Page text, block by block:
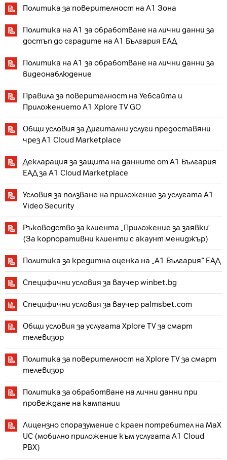
Политика за поверителност на А1 Зона
Политика на А1 за обработване на лични данни за
достъп до сградите на А1 България ЕАД
Политика на А1 за обработване на лични данни за
видеонаблюдение
Правила за поверителност на Уебсайта и
Приложението A1 Xplore TV GO
Общи условия за Дигитални услуги предоставяни
чрез A1 Cloud Marketplace
Декларация за защита на данните от А1 България
EAД за A1 Cloud Marketplace
Условия за ползване на приложение за услугата A1
Video Security
Ръководство за клиента „Приложение за заявки"
(За корпоративни клиенти с акаунт мениджър)
Политика за кредитна оценка на „А1 България“ ЕАД
Специфични условия за ваучер winbet.bg
Специфични условия за ваучер palmsbet.com
Общи условия за услугата Xplore TV за смарт
телевизор
Политика за поверителност на Xplore TV за смарт
телевизор
Политика за обработване на лични данни при
провеждане на кампании
Лицензно споразумение с краен потребител на MaX
UC (мобилно приложение към услугата A1 Cloud
PBX)